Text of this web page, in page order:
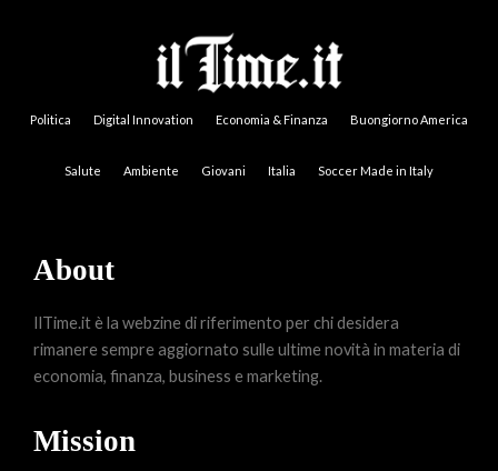
Politica Digital Innovation Economia & Finanza Buongiorno America
Salute Ambiente Giovani Italia Soccer Made in Italy
About
IlTime.it è la webzine di riferimento per chi desidera
rimanere sempre aggiornato sulle ultime novità in materia di
economia, finanza, business e marketing.
Mission